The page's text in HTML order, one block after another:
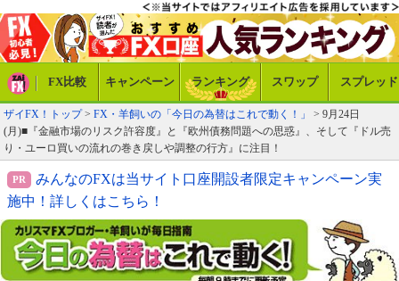
FX比較 キャンペーン ランキング スワップ スプレッド
ザイFX！トップ> FX・羊飼いの「今日の為替はこれで動く！」
> 9月24日
(月)■『金融市場のリスク許容度』と『欧州債務問題への思惑』、そして『ドル売
り・ユーロ買いの流れの巻き戻しや調整の行方』に注目！
みんなのFXは当サイト口座開設者限定キャンペーン実
施中！詳しくはこちら！